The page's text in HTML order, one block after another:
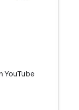
YouTube